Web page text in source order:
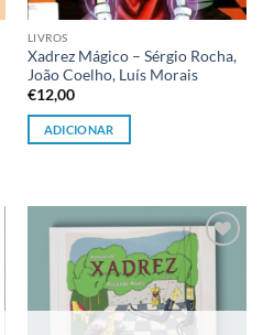
LIVROS
Xadrez Mágico – Sérgio Rocha,
João Coelho, Luís Morais
€12,00
ADICIONAR
Adicionar
à lista de
desejos